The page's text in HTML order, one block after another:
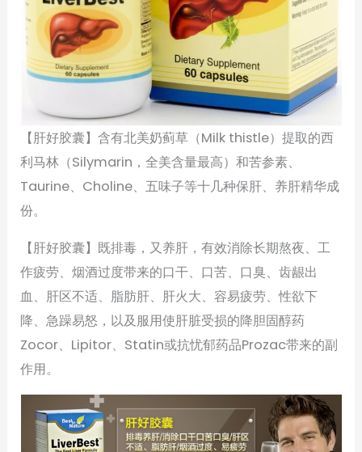
【肝好胶囊】含有北美奶蓟草（Milk thistle）提取的西
利马林（Silymarin，全美含量最高）和苦参素、
Taurine、Choline、五味子等十几种保肝、养肝精华成
份。
【肝好胶囊】既排毒，又养肝，有效消除长期熬夜、工
作疲劳、烟酒过度带来的口干、口苦、口臭、齿龈出
血、肝区不适、脂肪肝、肝火大、容易疲劳、性欲下
降、急躁易怒，以及服用使肝脏受损的降胆固醇药
Zocor、Lipitor、Statin或抗忧郁药品Prozac带来的副
作用。